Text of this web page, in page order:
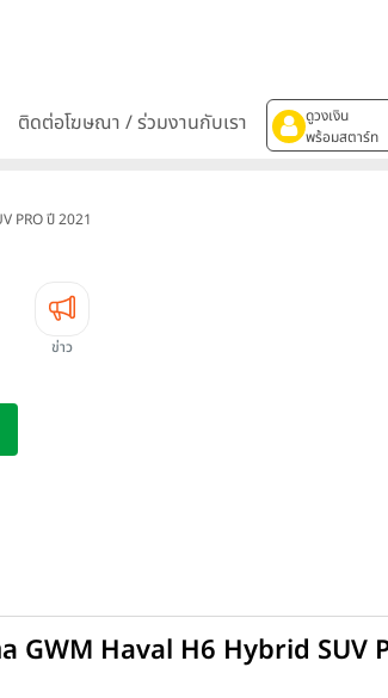
ติดต่อโฆษณา / ร่วมงานกับเรา
ดูวงเงิน
พร้อมสตาร์ท
PRO ปี 2021
ข่าว
GWM Haval H6 Hybrid SUV